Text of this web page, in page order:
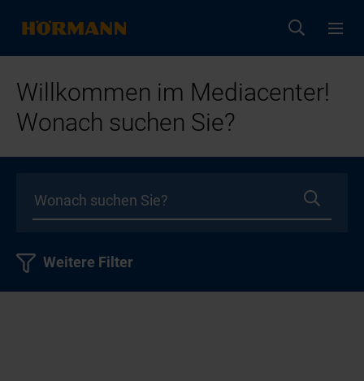
Willkommen im Mediacenter!
Wonach suchen Sie?
Weitere Filter